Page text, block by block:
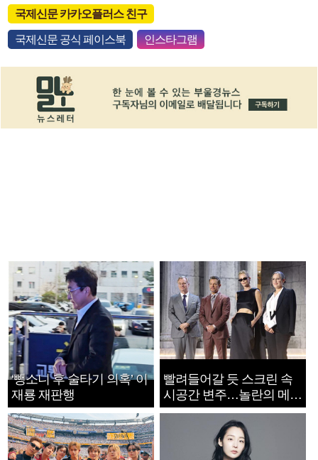
국제신문 카카오플러스 친구
국제신문 공식 페이스북 인스타그램
‘뺑소니 후 술타기 의혹’ 이
재룡 재판행
빨려들어갈 듯 스크린 속
시공간 변주…놀란의 메시
지는 ‘전쟁 속죄’